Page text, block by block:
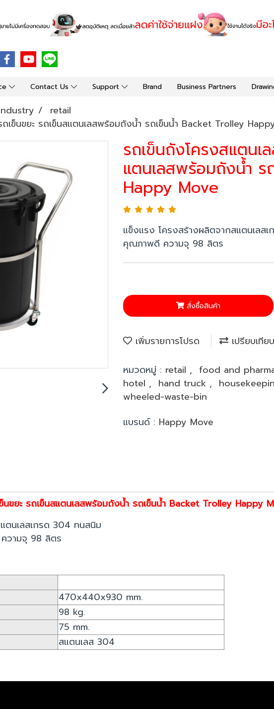
Contact Us Support Brand Business Partners
retail
เข็นขยะ รถเข็นสแตนเลสพร้อมถังน้ำ รถเข็นน้ำ Backet Trolley
รถเข็นถังโครงสแตนเ
แตนเลสพร้อมถังน้ำ
Happy Move
แข็งแรง โครงสร้างผลิตจากสแตนเล
คุณภาพดี ความจุ 98 ลิตร
สั่งซื้อสินค้า
เพิ่มรายการโปรด เปรียบเทียบ
หมวดหมู่ : retail , food and
hotel , hand truck ,
wheeled-waste-bin
แบรนด์ : Happy Move
นขยะ รถเข็นสแตนเลสพร้อมถังน้ำ รถเข็นน้ำ Backet Trolley Happy
ตนเลสเกรด 304 ทนสนิม
วามจุ 98 ลิตร
470x440x930 mm.
98 kg.
75 mm.
สแตนเลส 304